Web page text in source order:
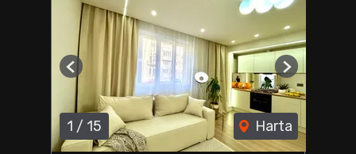
1 / 15 Harta
Previous Next